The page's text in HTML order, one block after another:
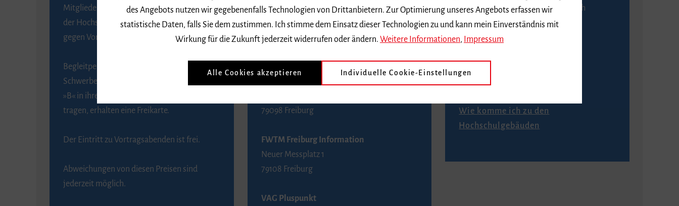
Mitglieder der Gesellschaft zur Förderung
der Hochschule für Musik Freiburg e. V.
gegen Vorlage des Mitgliedsausweises.
Begleitpersonen von Menschen mit
Schwerbehinderung, die das Merkzeichen
»B« in ihrem Schwerbehindertenausweis
tragen, erhalten eine Freikarte.
Der Eintritt zu Vortragsabenden ist frei.
Abweichungen von diesen Preisen sind
jederzeit möglich.
Kaiser-Joseph-Straße 229
79098 Freiburg
Telefon 0761 4968888 (Reservierungen sind
79098 Freiburg
FWTM Freiburg Information
Neuer Messplatz 1
79108 Freiburg
VAG Pluspunkt
An der Abendkasse ist ausschließlich
Barzahlung möglich.
Anfahrt
Wie komme ich zu den
Hochschulgebäuden
des Angebots nutzen wir gegebenenfalls Technologien von Drittanbietern. Zur Optimierung unseres Angebots erfassen wir
statistische Daten, falls Sie dem zustimmen. Ich stimme dem Einsatz dieser Technologien zu und kann mein Einverständnis mit
Wirkung für die Zukunft jederzeit widerrufen oder ändern. Weitere Informationen, Impressum
Alle Cookies akzeptieren Individuelle Cookie-Einstellungen